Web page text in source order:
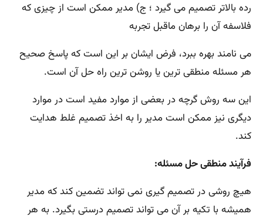
رده بالاتر تصمیم می گیرد ؛ ج) مدیر ممکن است از چیزی که
فلاسفه آن را برهان ماقبل تجربه
می نامند بهره ببرد، فرض ایشان بر این است که پاسخ صحیح
هر مسئله منطقی ترین یا روشن ترین راه حل آن است.
این سه روش گرچه در بعضی از موارد مفید است در موارد
دیگری نیز ممکن است مدیر را به اخذ تصمیم غلط هدایت
کند.
فرآیند منطقی حل مسئله:
هیچ روشی در تصمیم گیری نمی تواند تضمین کند که مدیر
همیشه با تکیه بر آن می تواند تصمیم درستی بگیرد. به هر